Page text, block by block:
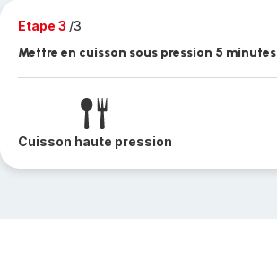
Etape 3 /3
Mettre en cuisson sous pression 5 minutes
Cuisson haute pression